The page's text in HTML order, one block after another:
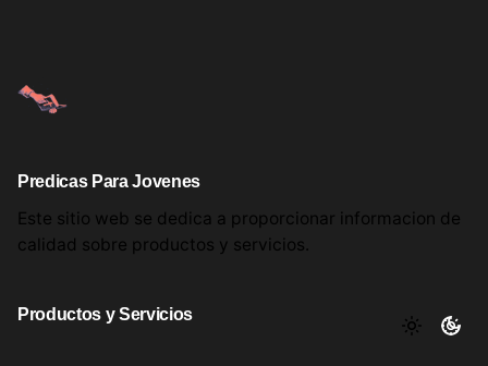
Predicas Para Jovenes
Este sitio web se dedica a proporcionar informacion de
calidad sobre productos y servicios.
Productos y Servicios